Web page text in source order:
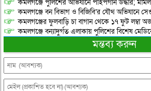
কমলগঞ্জে পুলিশের অভিযানে পাইপগান উদ্ধার;
কমলগঞ্জে বন বিভাগ ও বিজিবি’র যৌথ অভিযানে
কমলগঞ্জের ফুলবাড়ি চা বাগান থেকে ১৭ ফুট লম্বা
কমলগঞ্জে বন্যাদুর্গত এলাকায় পুলিশের বিশেষ
মন্তব্য করুন